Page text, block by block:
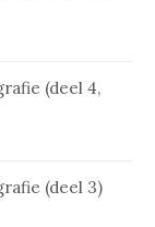
(deel 4,
(deel 3)